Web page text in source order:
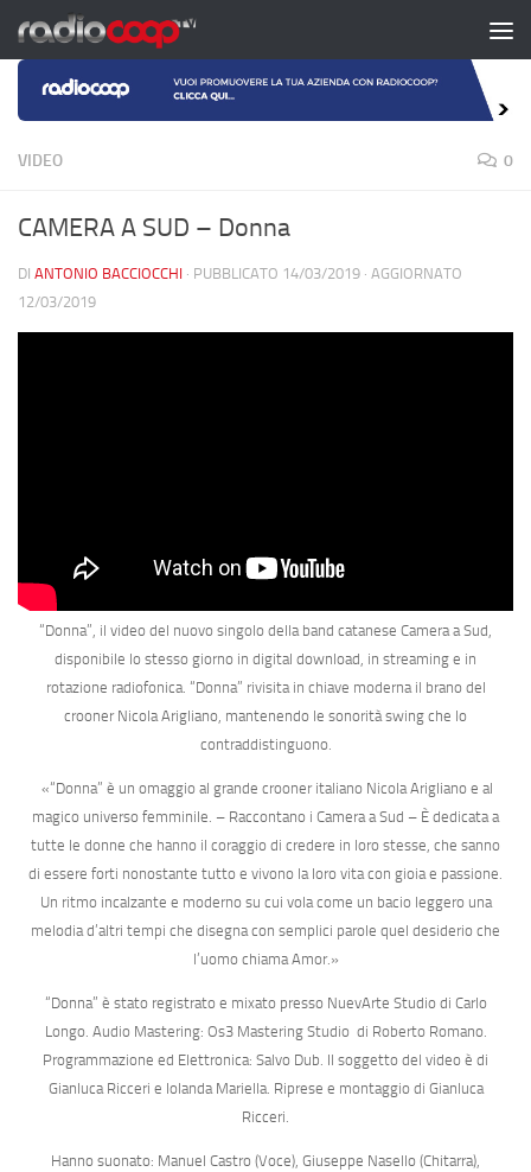
Salta al contenuto
VIDEO 0
CAMERA A SUD – Donna
DI ANTONIO BACCIOCCHI · PUBBLICATO 14/03/2019 · AGGIORNATO
12/03/2019
“Donna” , il video del nuovo singolo della band catanese Camera a Sud,
disponibile lo stesso giorno in digital download, in streaming e in
rotazione radiofonica. “Donna” rivisita in chiave moderna il brano del
crooner Nicola Arigliano, mantenendo le sonorità swing che lo
contraddistinguono.
«“Donna” è un omaggio al grande crooner italiano Nicola Arigliano e al
magico universo femminile. – Raccontano i Camera a Sud – È dedicata a
tutte le donne che hanno il coraggio di credere in loro stesse, che sanno
di essere forti nonostante tutto e vivono la loro vita con gioia e passione.
Un ritmo incalzante e moderno su cui vola come un bacio leggero una
melodia d’altri tempi che disegna con semplici parole quel desiderio che
l’uomo chiama Amor.»
“Donna” è stato registrato e mixato presso NuevArte Studio di Carlo
Longo. Audio Mastering: Os3 Mastering Studio di Roberto Romano.
Programmazione ed Elettronica: Salvo Dub. Il soggetto del video è di
Gianluca Ricceri e Iolanda Mariella. Riprese e montaggio di Gianluca
Ricceri.
Hanno suonato: Manuel Castro (Voce), Giuseppe Nasello (Chitarra),